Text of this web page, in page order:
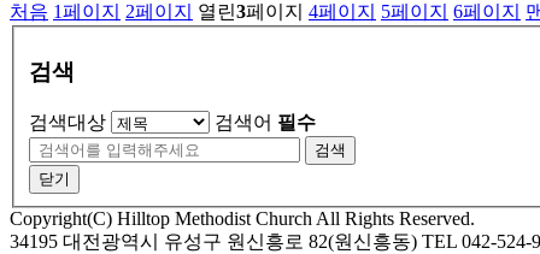
처음 1페이지 2페이지 열린3페이지 4페이지 5페이지 6페이지
검색
검색대상 검색어 필수
검색
닫기
Copyright(C) Hilltop Methodist Church All Rights Reserved.
34195 대전광역시 유성구 원신흥로 82(원신흥동) TEL 042-524-